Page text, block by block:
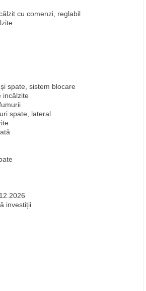
cu comenzi, reglabil
spate, sistem blocare
incălzite
spate, lateral
investiții